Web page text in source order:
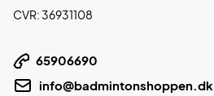
CVR: 36931108
65906690
info@badmintonshoppen.dk